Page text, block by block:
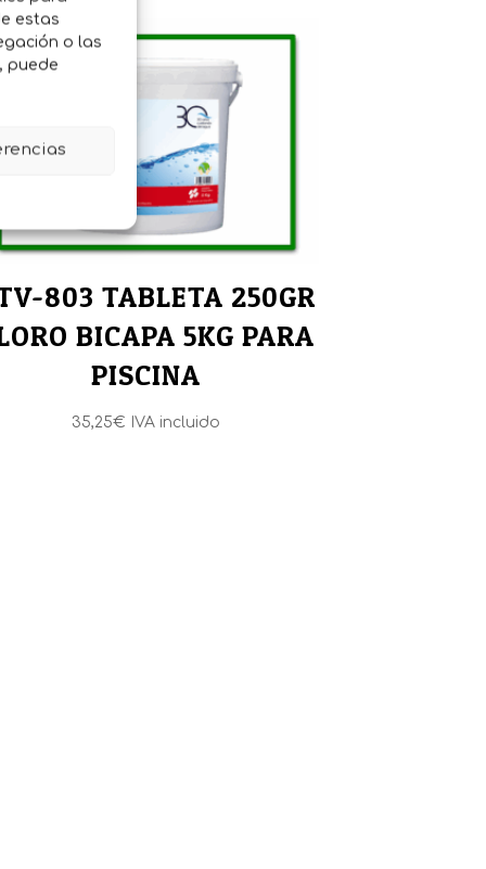
estas
o las
puede
803 TABLETA 250GR
BICAPA 5KG PARA
PISCINA
35,25€ IVA incluido